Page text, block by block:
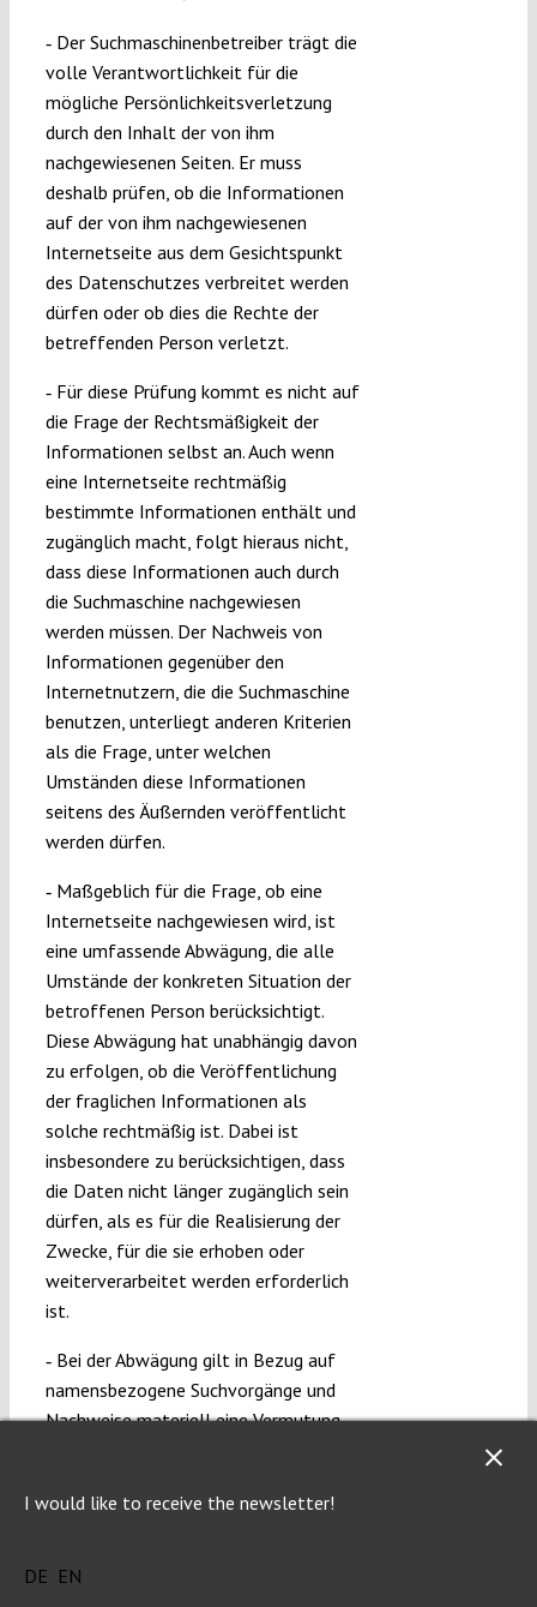
‑ Der Suchmaschinenbetreiber trägt die
volle Verantwortlichkeit für die
mögliche Persönlichkeitsverletzung
durch den Inhalt der von ihm
nachgewiesenen Seiten. Er muss
deshalb prüfen, ob die Informationen
auf der von ihm nachgewiesenen
Internetseite aus dem Gesichtspunkt
des Datenschutzes verbreitet werden
dürfen oder ob dies die Rechte der
betreffenden Person verletzt.
‑ Für diese Prüfung kommt es nicht auf
die Frage der Rechtsmäßigkeit der
Informationen selbst an. Auch wenn
eine Internetseite rechtmäßig
bestimmte Informationen enthält und
zugänglich macht, folgt hieraus nicht,
dass diese Informationen auch durch
die Suchmaschine nachgewiesen
werden müssen. Der Nachweis von
Informationen gegenüber den
Internetnutzern, die die Suchmaschine
benutzen, unterliegt anderen Kriterien
als die Frage, unter welchen
Umständen diese Informationen
seitens des Äußernden veröffentlicht
werden dürfen.
‑ Maßgeblich für die Frage, ob eine
Internetseite nachgewiesen wird, ist
eine umfassende Abwägung, die alle
Umstände der konkreten Situation der
betroffenen Person berücksichtigt.
Diese Abwägung hat unabhängig davon
zu erfolgen, ob die Veröffentlichung
der fraglichen Informationen als
solche rechtmäßig ist. Dabei ist
insbesondere zu berücksichtigen, dass
die Daten nicht länger zugänglich sein
dürfen, als es für die Realisierung der
Zwecke, für die sie erhoben oder
weiterverarbeitet werden erforderlich
ist.
‑ Bei der Abwägung gilt in Bezug auf
namensbezogene Suchvorgänge und
Nachweise materiell eine Vermutung
gewährleistet ist: Nach Ansicht des
Artikel geschützten Rechte der
I would like to receive the newsletter!
DE EN